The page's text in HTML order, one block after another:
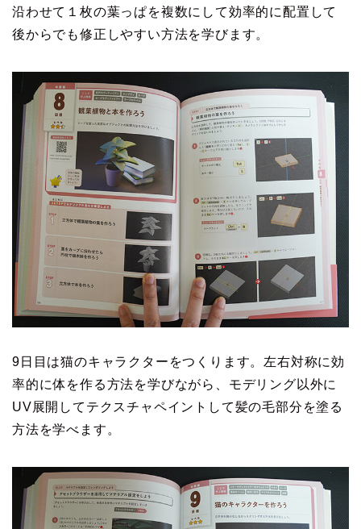
沿わせて１枚の葉っぱを複数にして効率的に配置して
後からでも修正しやすい方法を学びます。
9日目は猫のキャラクターをつくります。左右対称に効
率的に体を作る方法を学びながら、モデリング以外に
UV展開してテクスチャペイントして髪の毛部分を塗る
方法を学べます。